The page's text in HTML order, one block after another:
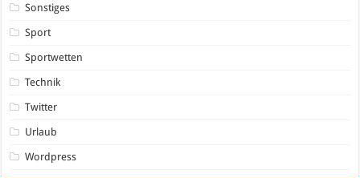
Sonstiges
Sport
Sportwetten
Technik
Twitter
Urlaub
Wordpress